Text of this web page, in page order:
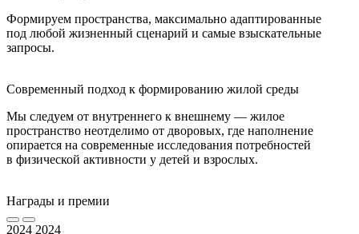
Формируем пространства, максимально адаптированные
под любой жизненный сценарий и самые взыскательные
запросы.
Современный подход к формированию жилой среды
Мы следуем от внутреннего к внешнему — жилое
пространство неотделимо от дворовых, где наполнение
опирается на современные исследования потребностей
в физической активности у детей и взрослых.
Награды и премии
2024 2024